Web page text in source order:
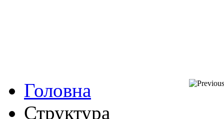
Головна
Структура